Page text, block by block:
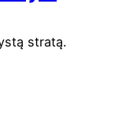
stratą.